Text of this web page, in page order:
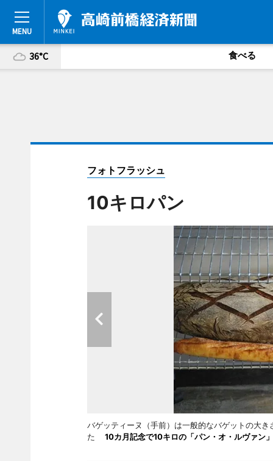
36°C 食べる
フォトフラッシュ
10キロパン
バゲッティーヌ（手前）は一般的なバゲットの大
た
10カ月記念で10キロの「パン・オ・ルヴァン